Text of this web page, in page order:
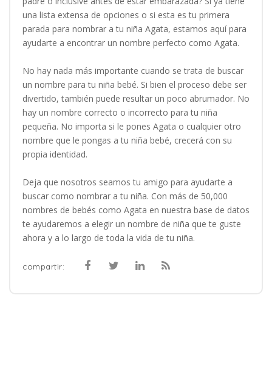
una lista extensa de opciones o si esta es tu primera
parada para nombrar a tu niña Agata, estamos aquí para
ayudarte a encontrar un nombre perfecto como Agata.
No hay nada más importante cuando se trata de buscar
un nombre para tu niña bebé. Si bien el proceso debe ser
divertido, también puede resultar un poco abrumador. No
hay un nombre correcto o incorrecto para tu niña
pequeña. No importa si le pones Agata o cualquier otro
nombre que le pongas a tu niña bebé, crecerá con su
propia identidad.
Deja que nosotros seamos tu amigo para ayudarte a
buscar como nombrar a tu niña. Con más de 50,000
nombres de bebés como Agata en nuestra base de datos
te ayudaremos a elegir un nombre de niña que te guste
ahora y a lo largo de toda la vida de tu niña.
compartir: